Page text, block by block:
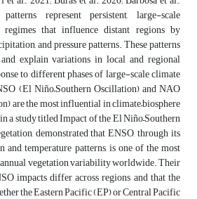
represent persistent, large-scale
regimes that influence distant regions by
and pressure patterns. These patterns
explain variations in local and regional
to different phases of large-scale climate
(El Niño–Southern Oscillation) and NAO
are the most influential in climate–biosphere
a study titled Impact of the El Niño–Southern
demonstrated that ENSO, through its
temperature patterns, is one of the most
vegetation variability worldwide. Their
impacts differ across regions and that the
the Eastern Pacific (EP) or Central Pacific